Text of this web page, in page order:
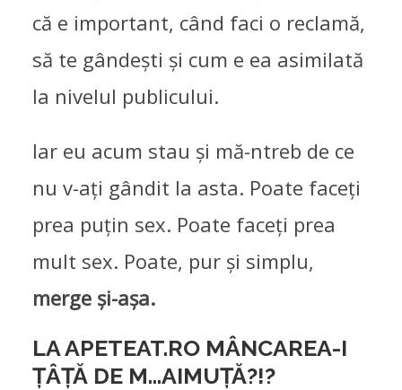
că e important, când faci o reclamă,
să te gândești și cum e ea asimilată
la nivelul publicului.
Iar eu acum stau și mă-ntreb de ce
nu v-ați gândit la asta. Poate faceți
prea puțin sex. Poate faceți prea
mult sex. Poate, pur și simplu,
merge și-așa.
LA APETEAT.RO MÂNCAREA-I
ȚÂȚĂ DE M…AIMUȚĂ?!?